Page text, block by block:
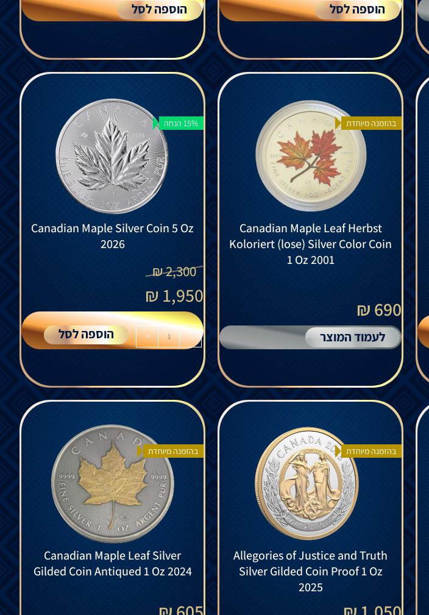
הוספה לסל הוספה לסל
בהזמנה מיוחדת
Canadian Maple Leaf Herbst
Koloriert (lose) Silver Color Coin
1 Oz 2001
690 ₪
לעמוד המוצר
15% הנחה
Canadian Maple Silver Coin 5 Oz
2026
2,300
₪
1,950
₪
-
+ הוספה לסל
בהזמנה מיוחדת
Allegories of Justice and Truth
Silver Gilded Coin Proof 1 Oz
2025
בהזמנה מיוחדת
Canadian Maple Leaf Silver
Gilded Coin Antiqued 1 Oz 2024